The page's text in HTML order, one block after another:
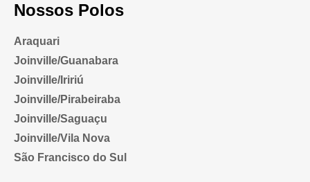
Nossos Polos
Araquari
Joinville/Guanabara
Joinville/Iririú
Joinville/Pirabeiraba
Joinville/Saguaçu
Joinville/Vila Nova
São Francisco do Sul